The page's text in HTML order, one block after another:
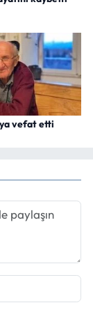
vefat etti